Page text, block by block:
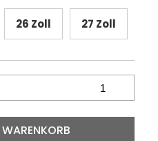
26 Zoll 27 Zoll